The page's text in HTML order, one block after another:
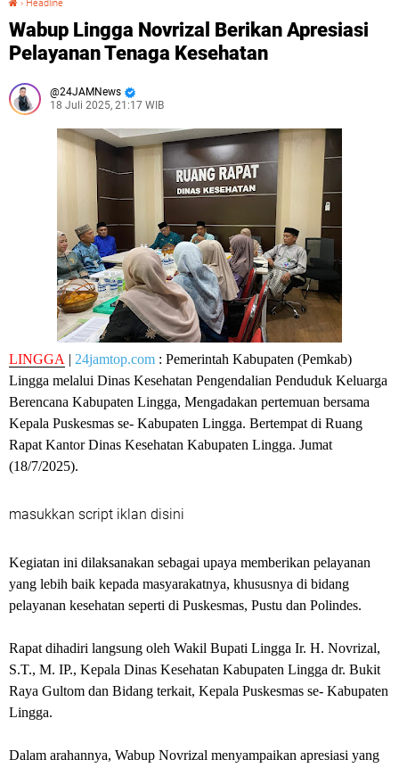
› Headline
Wabup Lingga Novrizal Berikan Apresiasi
Pelayanan Tenaga Kesehatan
24JAMNews
18 Juli 2025, 21:17 WIB
LINGGA | 24jamtop.com : Pemerintah Kabupaten (Pemkab)
Lingga melalui Dinas Kesehatan Pengendalian Penduduk Keluarga
Berencana Kabupaten Lingga, Mengadakan pertemuan bersama
Kepala Puskesmas se- Kabupaten Lingga. Bertempat di Ruang
Rapat Kantor Dinas Kesehatan Kabupaten Lingga. Jumat
(18/7/2025).
masukkan script iklan disini
Kegiatan ini dilaksanakan sebagai upaya memberikan pelayanan
yang lebih baik kepada masyarakatnya, khususnya di bidang
pelayanan kesehatan seperti di Puskesmas, Pustu dan Polindes.
Rapat dihadiri langsung oleh Wakil Bupati Lingga Ir. H. Novrizal,
S.T., M. IP., Kepala Dinas Kesehatan Kabupaten Lingga dr. Bukit
Raya Gultom dan Bidang terkait, Kepala Puskesmas se- Kabupaten
Lingga.
Dalam arahannya, Wabup Novrizal menyampaikan apresiasi yang